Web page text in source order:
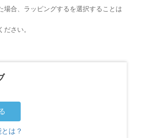
合、ラッピングするを選択することは
さい。
は？